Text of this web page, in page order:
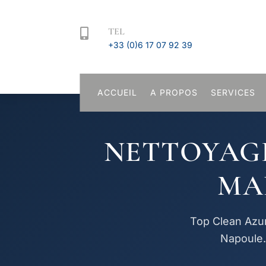
 TEL
+33 (0)6 17 07 92 39
ACCUEIL A PROPOS SERVICES
Top Clean